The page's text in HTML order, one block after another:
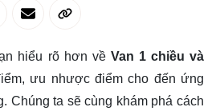
hiểu rõ hơn về Van 1 chiều và
ưu nhược điểm cho đến ứng
Chúng ta sẽ cùng khám phá cách